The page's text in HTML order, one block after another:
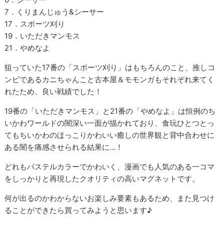
7．くりまんじゅう&シーサー
17．スポーツ刈り
19．いただきマンモス
21．やめなよ
狙っていた17番の「スポーツ刈り」はもちろんのこと、推しコ
ンビであるカニちゃんこと古本屋＆モモンガもそれぞれ来てく
れたため、良い戦績でした！
19番の「いただきマンモス」と21番の「やめなよ」は恒例のち
いかわワールドの闇深い一面が描かれており、食玩ひとつとっ
てもちいかわのほっこりかわいい癒しの世界観と背中合わせに
ある闇を痛感させられる結果に…！
どれもパステルカラーでかわいく、漫画でも人気のある一コマ
をしっかりと再現したクオリティの高いマグネットです。
何が出るのかわからないお楽しみ要素もあるため、また見つけ
ることができたら買ってみようと思います♪